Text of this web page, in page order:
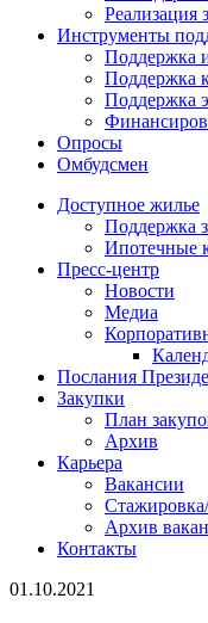
Реализация
Инструменты
Поддержка
Поддержка
Поддержка
Опросы
Омбудсмен
Доступное жилье
Поддержка
Ипотечные
Пресс-центр
Новости
Медиа
Послания
Закупки
План
Архив
Карьера
Вакансии
Архив
Контакты
01.10.2021